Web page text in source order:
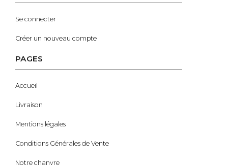
Se connecter
Créer un nouveau compte
PAGES
Accueil
Livraison
Mentions légales
Conditions Générales de Vente
Notre chanvre